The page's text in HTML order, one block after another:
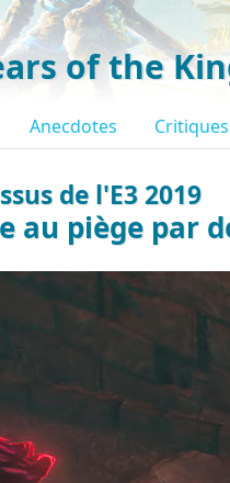
of the
Anecdotes Critiques
de l'E3 2019
au piège par